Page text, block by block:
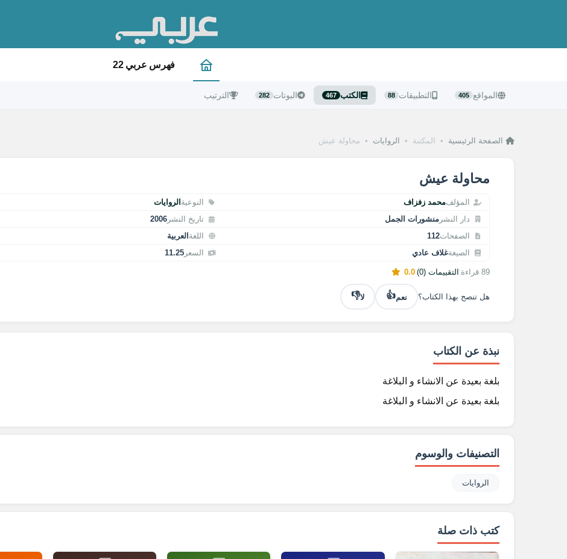
فهرس عربي 22
المواقع 405 التطبيقات 88 الكتب 467 البوتات 282 الترتيب
الصفحة الرئيسية • المكتبة • الروايات • محاولة عيش
محاولة عيش
المؤلفمحمد زفزاف النوعية الروايات
دار النشر منشورات الجمل تاريخ النشر 2006
الصفحات112 اللغة العربية
الصيغةغلاف عادي السعر 11.25
89 قراءة التقييمات (0) 0.0
هل تنصح بهذا الكتاب؟ نعم👍 لا👎
نبذة عن الكتاب
بلغة بعيدة عن الانشاء و البلاغة
بلغة بعيدة عن الانشاء و البلاغة
التصنيفات والوسوم
الروايات
كتب ذات صلة